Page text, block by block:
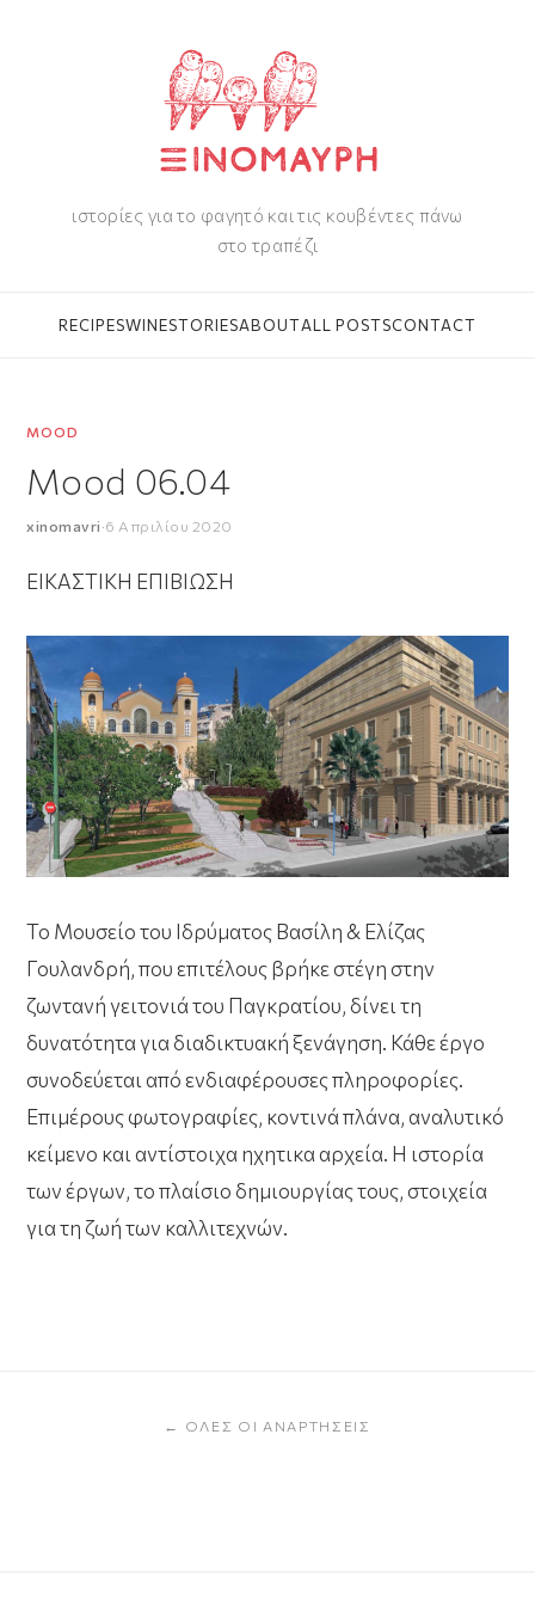
ιστορίες για το φαγητό και τις κουβέντες πάνω
στο τραπέζι
RECIPESWINESTORIESABOUTALL POSTSCONTACT
MOOD
Mood 06.04
xinomavri·6 Απριλίου 2020
ΕΙΚΑΣΤΙΚΗ ΕΠΙΒΙΩΣΗ
Το Μουσείο του Ιδρύματος Βασίλη & Ελίζας
Γουλανδρή,που επιτέλους βρήκε στέγη στην
ζωντανή γειτονιά του Παγκρατίου, δίνει τη
δυνατότητα για διαδικτυακή ξενάγηση. Κάθε έργο
συνοδεύεται από ενδιαφέρουσες πληροφορίες.
Επιμέρους φωτογραφίες, κοντινά πλάνα, αναλυτικό
κείμενο και αντίστοιχα ηχητικα αρχεία. Η ιστορία
των έργων, το πλαίσιο δημιουργίας τους, στοιχεία
για τη ζωή των καλλιτεχνών.
← ΌΛΕΣ ΟΙ ΑΝΑΡΤΉΣΕΙΣ